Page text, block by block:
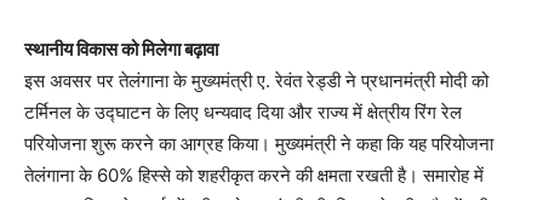
स्थानीय विकास को मिलेगा बढ़ावा
इस अवसर पर तेलंगाना के मुख्यमंत्री ए. रेवंत रेड्डी ने प्रधानमंत्री मोदी को
टर्मिनल के उद्घाटन के लिए धन्यवाद दिया और राज्य में क्षेत्रीय रिंग रेल
परियोजना शुरू करने का आग्रह किया। मुख्यमंत्री ने कहा कि यह परियोजना
तेलंगाना के 60% हिस्से को शहरीकृत करने की क्षमता रखती है। समारोह में